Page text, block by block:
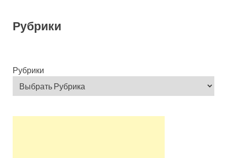
Рубрики
Рубрики